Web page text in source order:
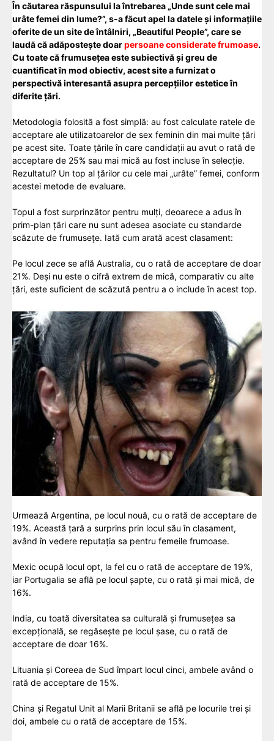
În căutarea răspunsului la întrebarea „Unde sunt cele mai
urâte femei din lume?”, s-a făcut apel la datele și informațiile
oferite de un site de întâlniri, „Beautiful People”, care se
laudă că adăpostește doarpersoane considerate frumoase.
Cu toate că frumusețea este subiectivă și greu de
cuantificat în mod obiectiv, acest site a furnizat o
perspectivă interesantă asupra percepțiilor estetice în
diferite țări.
Metodologia folosită a fost simplă: au fost calculate ratele de
acceptare ale utilizatoarelor de sex feminin din mai multe țări
pe acest site. Toate țările în care candidații au avut o rată de
acceptare de 25% sau mai mică au fost incluse în selecție.
Rezultatul? Un top al țărilor cu cele mai „urâte” femei, conform
acestei metode de evaluare.
Topul a fost surprinzător pentru mulți, deoarece a adus în
prim-plan țări care nu sunt adesea asociate cu standarde
scăzute de frumusețe. Iată cum arată acest clasament:
Pe locul zece se află Australia, cu o rată de acceptare de doar
21%. Deși nu este o cifră extrem de mică, comparativ cu alte
țări, este suficient de scăzută pentru a o include în acest top.
Urmează Argentina, pe locul nouă, cu o rată de acceptare de
19%. Această țară a surprins prin locul său în clasament,
având în vedere reputația sa pentru femeile frumoase.
Mexic ocupă locul opt, la fel cu o rată de acceptare de 19%,
iar Portugalia se află pe locul șapte, cu o rată și mai mică, de
16%.
India, cu toată diversitatea sa culturală și frumusețea sa
excepțională, se regăsește pe locul șase, cu o rată de
acceptare de doar 16%.
Lituania și Coreea de Sud împart locul cinci, ambele având o
rată de acceptare de 15%.
China și Regatul Unit al Marii Britanii se află pe locurile trei și
doi, ambele cu o rată de acceptare de 15%.